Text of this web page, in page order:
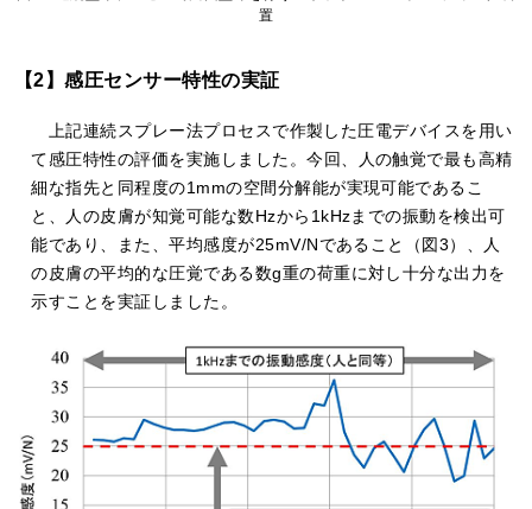
置
【2】感圧センサー特性の実証
上記連続スプレー法プロセスで作製した圧電デバイスを用い
て感圧特性の評価を実施しました。今回、人の触覚で最も高精
細な指先と同程度の1mmの空間分解能が実現可能であるこ
と、人の皮膚が知覚可能な数Hzから1kHzまでの振動を検出可
能であり、また、平均感度が25mV/Nであること（図3）、人
の皮膚の平均的な圧覚である数g重の荷重に対し十分な出力を
示すことを実証しました。